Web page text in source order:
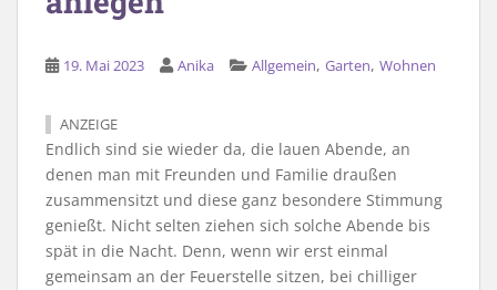
19. Mai 2023 Anika Allgemein, Garten, Wohnen
ANZEIGE
Endlich sind sie wieder da, die lauen Abende, an
denen man mit Freunden und Familie draußen
zusammensitzt und diese ganz besondere Stimmung
genießt. Nicht selten ziehen sich solche Abende bis
spät in die Nacht. Denn, wenn wir erst einmal
gemeinsam an der Feuerstelle sitzen, bei chilliger